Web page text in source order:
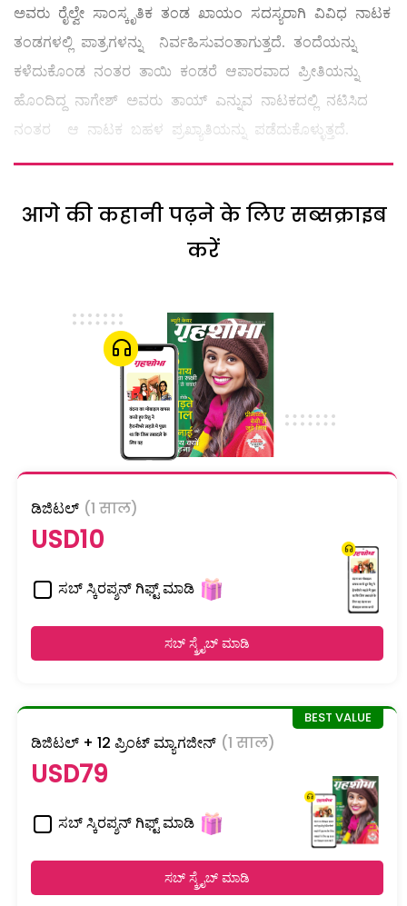
ಅವರು ರೈಲ್ವೇ ಸಾಂಸ್ಕೃತಿಕ ತಂಡ ಖಾಯಂ ಸದಸ್ಯರಾಗಿ ವಿವಿಧ ನಾಟಕ
ತಂಡಗಳಲ್ಲಿ ಪಾತ್ರಗಳನ್ನು ನಿರ್ವಹಿಸುವಂತಾಗುತ್ತದೆ. ತಂದೆಯನ್ನು
ಕಳೆದುಕೊಂಡ ನಂತರ ತಾಯಿ ಕಂಡರೆ ಆಪಾರವಾದ ಪ್ರೀತಿಯನ್ನು
ಹೊಂದಿದ್ದ ನಾಗೇಶ್‌ ಅವರು ತಾಯ್ ಎನ್ನುವ ನಾಟಕದಲ್ಲಿ ನಟಿಸಿದ
ನಂತರ ಆ ನಾಟಕ ಬಹಳ ಪ್ರಖ್ಯಾತಿಯನ್ನು ಪಡೆದುಕೊಳ್ಳುತ್ತದೆ.
आगे की कहानी पढ़ने के लिए सब्सक्राइब
करें
ಡಿಜಿಟಲ್ (1 साल)
USD10
ಸಬ್ ಸ್ಕಿರಪ್ಶನ್ ಗಿಫ್ಟ್ ಮಾಡಿ
ಸಬ್ ಸ್ಕ್ರೈಬ್ ಮಾಡಿ
ಡಿಜಿಟಲ್ + 12 ಪ್ರಿಂಟ್ ಮ್ಯಾಗಜೀನ್ (1 साल)
USD79
ಸಬ್ ಸ್ಕಿರಪ್ಶನ್ ಗಿಫ್ಟ್ ಮಾಡಿ
ಸಬ್ ಸ್ಕ್ರೈಬ್ ಮಾಡಿ